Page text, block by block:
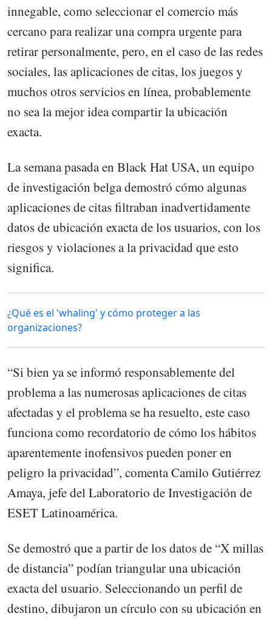
innegable, como seleccionar el comercio más
cercano para realizar una compra urgente para
retirar personalmente, pero, en el caso de las redes
sociales, las aplicaciones de citas, los juegos y
muchos otros servicios en línea, probablemente
no sea la mejor idea compartir la ubicación
exacta.
La semana pasada en Black Hat USA, un equipo
de investigación belga demostró cómo algunas
aplicaciones de citas filtraban inadvertidamente
datos de ubicación exacta de los usuarios, con los
riesgos y violaciones a la privacidad que esto
significa.
¿Qué es el 'whaling' y cómo proteger a las
organizaciones?
“Si bien ya se informó responsablemente del
problema a las numerosas aplicaciones de citas
afectadas y el problema se ha resuelto, este caso
funciona como recordatorio de cómo los hábitos
aparentemente inofensivos pueden poner en
peligro la privacidad”, comenta Camilo Gutiérrez
Amaya, jefe del Laboratorio de Investigación de
ESET Latinoamérica.
Se demostró que a partir de los datos de “X millas
de distancia” podían triangular una ubicación
exacta del usuario. Seleccionando un perfil de
destino, dibujaron un círculo con su ubicación en